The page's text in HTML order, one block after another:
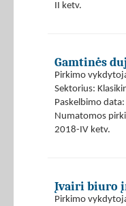
II ketv.
Gamtinės
Pirkimo
Sektorius:
Paskelbimo
Numatomos
2018-IV ketv.
Įvairi biuro
Pirkimo